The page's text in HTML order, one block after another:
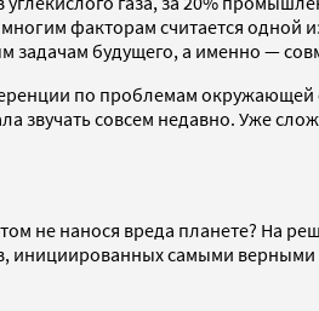
факторам считается
задачам будущего, а именно —
по проблемам
звучать совсем недавно. Уже
не нанося вреда планете?
инициированных самыми